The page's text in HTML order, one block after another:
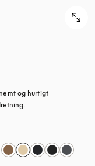
og hurtigt